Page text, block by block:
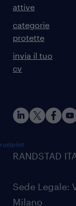
attive
categorie
protette
invia il tuo
cv
RANDSTAD
Sede Legale:
Milano